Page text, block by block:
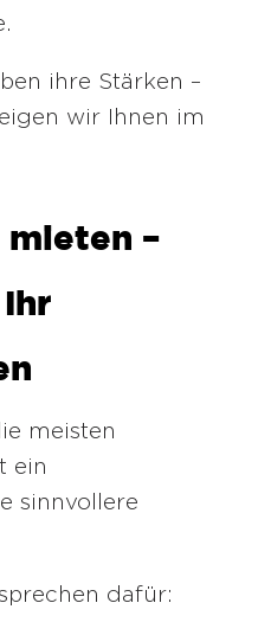
ihre Stärken –
wir Ihnen im
mieten –
meisten
ein
sinnvollere
dafür: